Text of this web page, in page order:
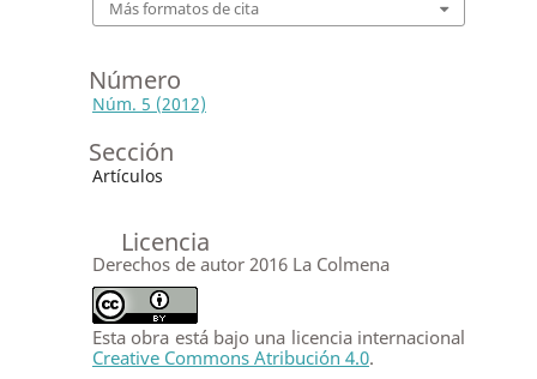
Más formatos de cita
Número
Núm. 5 (2012)
Sección
Artículos
Licencia
Derechos de autor 2016 La Colmena
Esta obra está bajo una licencia internacional
Creative Commons Atribución 4.0.